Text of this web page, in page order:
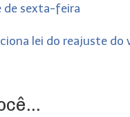
de sexta-feira
lei do reajuste